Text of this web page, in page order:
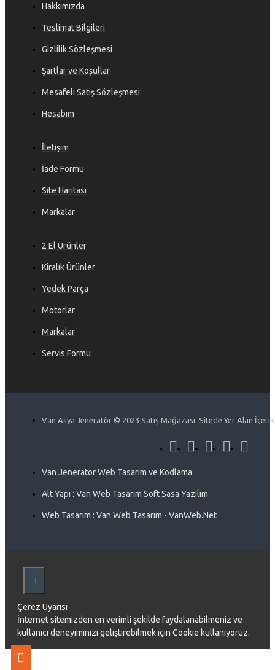
Hakkımızda
Teslimat Bilgileri
Gizlilik Sözleşmesi
Şartlar ve Koşullar
Mesafeli Satış Sözleşmesi
Hesabım
İletişim
İade Formu
Site Haritası
Markalar
2 El Ürünler
Kiralık Ürünler
Yedek Parça
Motorlar
Markalar
Servis Formu
Van Asya Jeneratör © 2023 Satış Mağazası. Sitede Yer Alan
Van Jeneratör Web Tasarım ve Kodlama
Alt Yapı : Van Web Tasarım Soft Sasa Yazılım
Web Tasarım : Van Web Tasarım - VanWeb.Net
Çerez Uyarısı
İnternet sitemizden en verimli şekilde faydalanabilmeniz ve
kullanıcı deneyiminizi geliştirebilmek için Cookie kullanıyoruz.